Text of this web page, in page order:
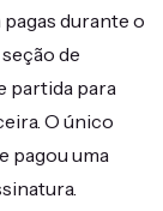
durante o
de
partida para
O único
pagou uma